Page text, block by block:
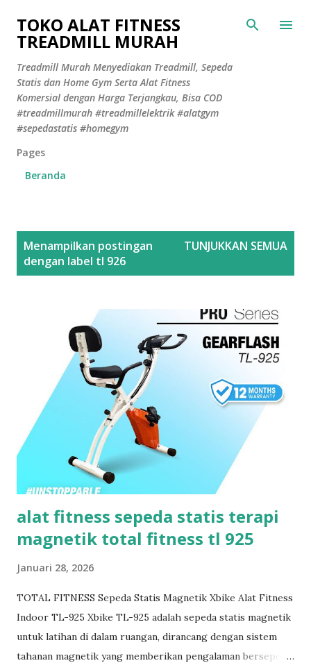
Langsung ke konten utama
TOKO ALAT FITNESS
TREADMILL MURAH
Treadmill Murah Menyediakan Treadmill, Sepeda
Statis dan Home Gym Serta Alat Fitness
Komersial dengan Harga Terjangkau, Bisa COD
#treadmillmurah #treadmillelektrik #alatgym
#sepedastatis #homegym
Pages
Beranda
Menampilkan postingan
dengan label tl 926
TUNJUKKAN SEMUA
alat fitness sepeda statis terapi
magnetik total fitness tl 925
Januari 28, 2026
TOTAL FITNESS Sepeda Statis Magnetik Xbike Alat Fitness
Indoor TL-925 Xbike TL-925 adalah sepeda statis magnetik
untuk latihan di dalam ruangan, dirancang dengan sistem
tahanan magnetik yang memberikan pengalaman bersepeda